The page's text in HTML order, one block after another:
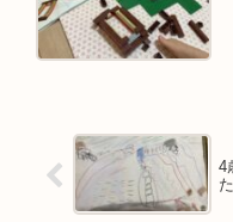
4
た